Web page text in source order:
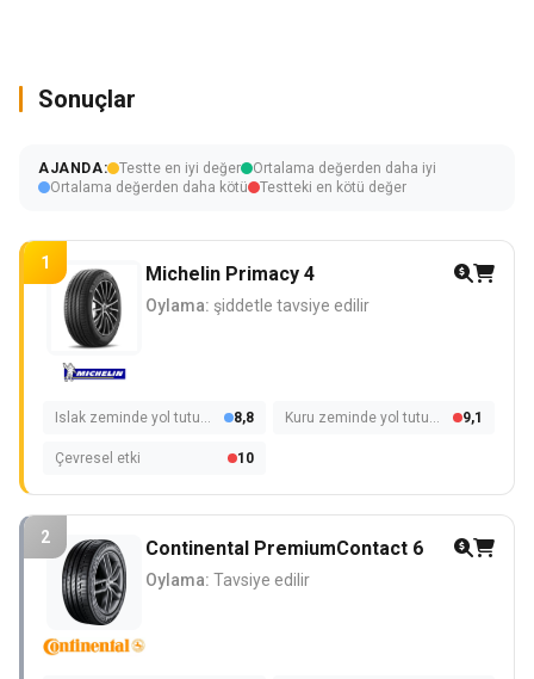
Sonuçlar
AJANDA: Testte en iyi değer
Ortalama değerden daha iyi
Ortalama değerden daha kötü
Testteki en kötü değer
1 Michelin Primacy 4
Oylama: şiddetle tavsiye edilir
Islak zeminde yol tutuşu 8,8 Kuru zeminde yol tutuşu 9,1
Çevresel etki 10
2 Continental PremiumContact 6
Oylama: Tavsiye edilir